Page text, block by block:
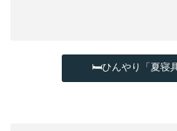
🛏ひんやり「夏寝